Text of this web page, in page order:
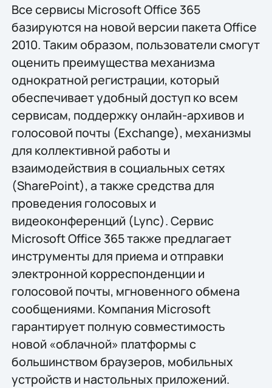
Все сервисы Microsoft Office 365
базируются на новой версии пакета Office
2010. Таким образом, пользователи смогут
оценить преимущества механизма
однократной регистрации, который
обеспечивает удобный доступ ко всем
сервисам, поддержку онлайн-архивов и
голосовой почты (Exchange), механизмы
для коллективной работы и
взаимодействия в социальных сетях
(SharePoint), а также средства для
проведения голосовых и
видеоконференций (Lync). Сервис
Microsoft Office 365 также предлагает
инструменты для приема и отправки
электронной корреспонденции и
голосовой почты, мгновенного обмена
сообщениями. Компания Microsoft
гарантирует полную совместимость
новой «облачной» платформы с
большинством браузеров, мобильных
устройств и настольных приложений.